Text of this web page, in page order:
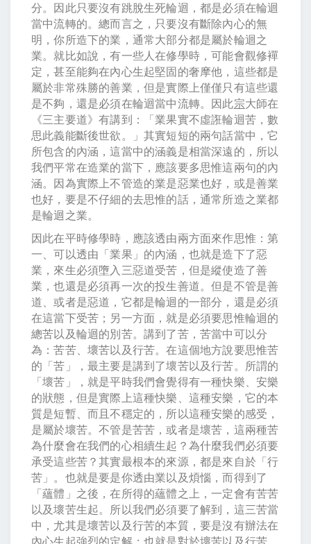
分。因此只要沒有跳脫生死輪迴，都是必須在輪迴
當中流轉的。總而言之，只要沒有斷除內心的無
明，你所造下的業，通常大部分都是屬於輪迴之
業。就比如說，有一些人在修學時，可能會觀修襌
定，甚至能夠在內心生起堅固的奢摩他，這些都是
屬於非常殊勝的善業，但是實際上僅僅只有這些還
是不夠，還是必須在輪迴當中流轉。因此宗大師在
《三主要道》有講到：「業果實不虛誑輪迴苦，數
思此義能斷後世欲。」其實短短的兩句話當中，它
所包含的內涵，這當中的涵義是相當深遠的，所以
我們平常在造業的當下，應該要多思惟這兩句的內
涵。因為實際上不管造的業是惡業也好，或是善業
也好，要是不仔細的去思惟的話，通常所造之業都
是輪迴之業。
因此在平時修學時，應該透由兩方面來作思惟：第
一、可以透由「業果」的內涵，也就是造下了惡
業，來生必須墮入三惡道受苦，但是縱使造了善
業，也還是必須再一次的投生善道。但是不管是善
道、或者是惡道，它都是輪迴的一部分，還是必須
在這當下受苦；另一方面，就是必須要思惟輪迴的
總苦以及輪迴的別苦。講到了苦，苦當中可以分
為：苦苦、壞苦以及行苦。在這個地方說要思惟苦
的「苦」，最主要是講到了壞苦以及行苦。所謂的
「壞苦」，就是平時我們會覺得有一種快樂、安樂
的狀態，但是實際上這種快樂、這種安樂，它的本
質是短暫、而且不穩定的，所以這種安樂的感受，
是屬於壞苦。不管是苦苦，或者是壞苦，這兩種苦
為什麼會在我們的心相續生起？為什麼我們必須要
承受這些苦？其實最根本的來源，都是來自於「行
苦」。也就是要是你透由業以及煩惱，而得到了
「蘊體」之後，在所得的蘊體之上，一定會有苦苦
以及壞苦生起。所以我們必須要了解到，這三苦當
中，尤其是壞苦以及行苦的本質，要是沒有辦法在
內心生起強烈的定解；也就是對於壞苦以及行苦，